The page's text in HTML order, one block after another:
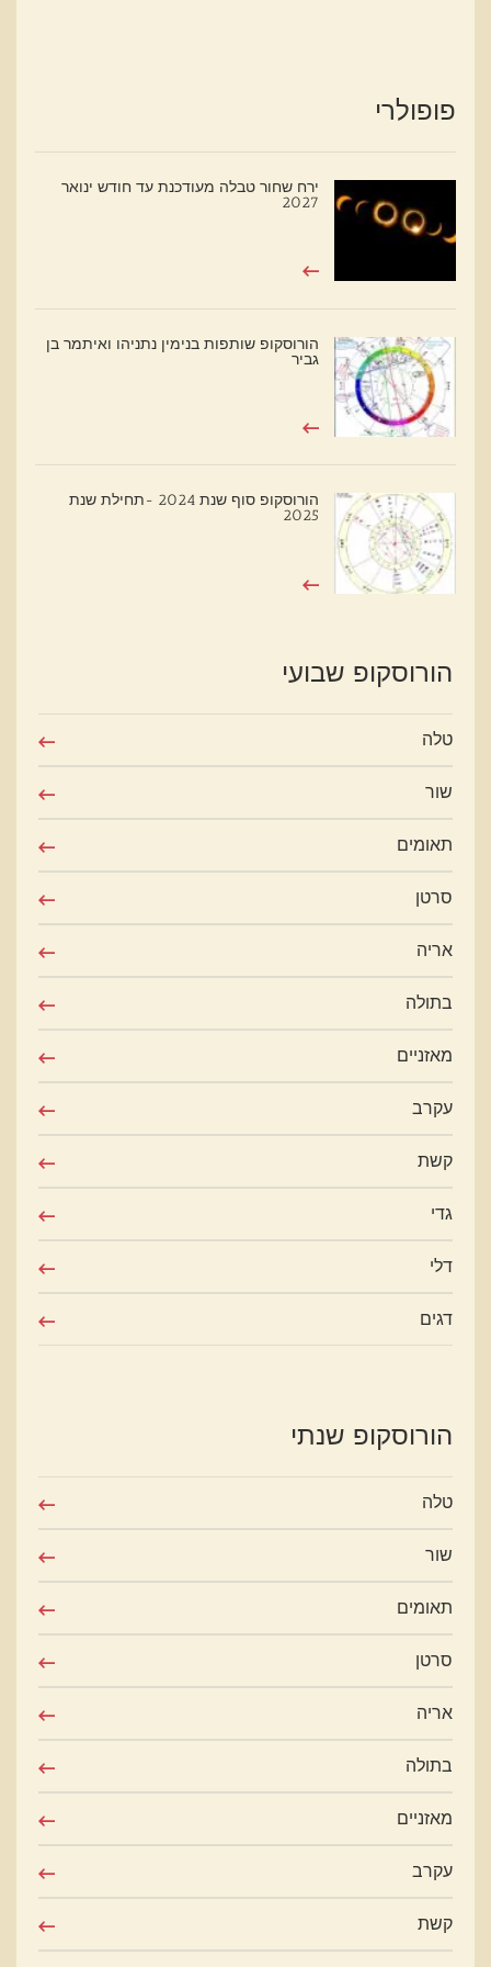
פופולרי
ירח שחור טבלה מעודכנת עד חודש ינואר
2027
הורוסקופ שותפות בנימין נתניהו ואיתמר בן
גביר
הורוסקופ סוף שנת 2024 -תחילת שנת
2025
הורוסקופ שבועי
טלה
שור
תאומים
סרטן
אריה
בתולה
מאזניים
עקרב
קשת
גדי
דלי
דגים
הורוסקופ שנתי
טלה
שור
תאומים
סרטן
אריה
בתולה
מאזניים
עקרב
קשת